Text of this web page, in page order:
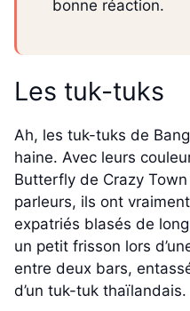
bonne réaction.
Les tuk-tuks
Ah, les tuk-tuks de
haine. Avec leurs
Butterfly de Crazy
parleurs, ils ont
expatriés blasés de
un petit frisson lors
entre deux bars,
d’un tuk-tuk thaïlandais.